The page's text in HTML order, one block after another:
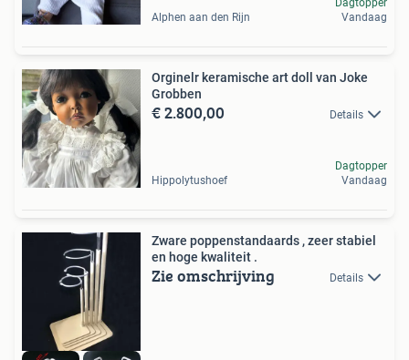
Alphen aan den Rijn
Vandaag
Orginelr keramische art doll van Joke
Grobben
€ 2.800,00 Details
Hippolytushoef
Dagtopper
Vandaag
Zware poppenstandaards , zeer stabiel
en hoge kwaliteit .
Zie omschrijving Details